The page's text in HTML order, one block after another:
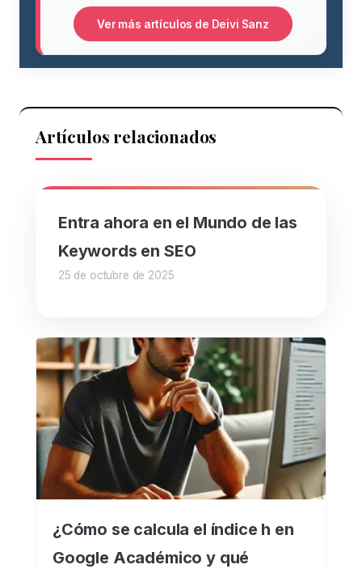
Ver más artículos de Deivi Sanz
Artículos relacionados
Entra ahora en el Mundo de las
Keywords en SEO
25 de octubre de 2025
¿Cómo se calcula el índice h en
Google Académico y qué